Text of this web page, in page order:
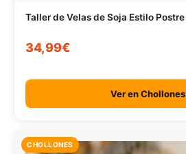
Taller de Velas de Soja Estilo Postre
34,99€
Ver en Chollones
CHOLLONES